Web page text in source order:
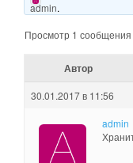
admin.
Просмотр 1 сообщения
Автор
30.01.2017 в 11:56
admin